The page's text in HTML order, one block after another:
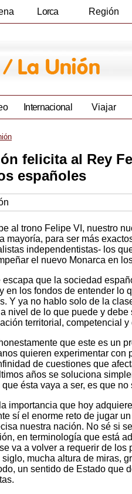
Lorca Región
Internacional Viajar
felicita al Rey
españoles
al trono Felipe VI, nuestro
mayoría, para ser más
independentistas- los
el nuevo Monarca en
escapa que la sociedad
en los fondos de entender lo
Y ya no hablo solo de la
nivel de lo que puede y
territorial, competencial
que este es un
quieren experimentar con
de cuestiones que
años se soluciona
que ésta vaya a ser, es que
importancia que hoy
sí el enorme reto de jugar
nuestra nación. No sé si
en terminología que está
va a volver a requerir de los
siglo, mucha altura de miras,
un sentido de Estado que